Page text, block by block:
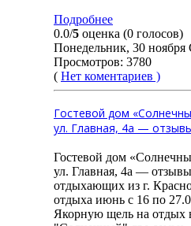
Подробнее
0.0/5 оценка (0 голосов)
Понедельник, 30 ноября
Просмотров: 3780
( Нет коментариев )
Гостевой дом
ул. Главная, 4а —
Гостевой дом
ул. Главная, 4а —
отдыхающих из г.
отдыха июнь с 16 по
Якорную щель на отдых